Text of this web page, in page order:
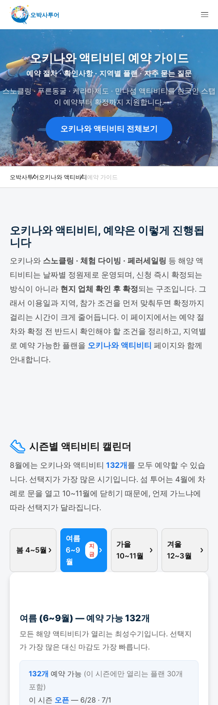
오박사투어
오키나와 액티비티 예약 가이드
예약 절차 · 확인사항 · 지역별 플랜 · 자주 묻는 질문
스노클링 · 푸른동굴 · 케라마제도 · 민나섬 액티비티를 한국인 스탭
이 예약부터 확정까지 지원합니다.
오키나와 액티비티 전체보기
오박사투어오키나와 액티비티예약 가이드
오키나와 액티비티, 예약은 이렇게 진행됩
니다
오키나와 스노클링 · 체험 다이빙 · 페러세일링 등 해양 액
티비티는 날짜별 정원제로 운영되며, 신청 즉시 확정되는
방식이 아니라 현지 업체 확인 후 확정되는 구조입니다. 그
래서 이용일과 지역, 참가 조건을 먼저 맞춰두면 확정까지
걸리는 시간이 크게 줄어듭니다. 이 페이지에서는 예약 절
차와 확정 전 반드시 확인해야 할 조건을 정리하고, 지역별
로 예약 가능한 플랜을 오키나와 액티비티 페이지와 함께
안내합니다.
시즌별 액티비티 캘린더
8월에는 오키나와 액티비티 132개를 모두 예약할 수 있습
니다. 선택지가 가장 많은 시기입니다. 섬 투어는 4월에 차
례로 문을 열고 10~11월에 닫히기 때문에, 언제 가느냐에
따라 선택지가 달라집니다.
봄 4~5월
여름
6~9
월
지
금
가을
10~11월
겨울
12~3월
여름 (6~9월) — 예약 가능 132개
모든 해양 액티비티가 열리는 최성수기입니다. 선택지
가 가장 많은 대신 마감도 가장 빠릅니다.
132개 예약 가능 (이 시즌에만 열리는 플랜 30개
포함)
이 시즌 오픈 — 6/28 · 7/1